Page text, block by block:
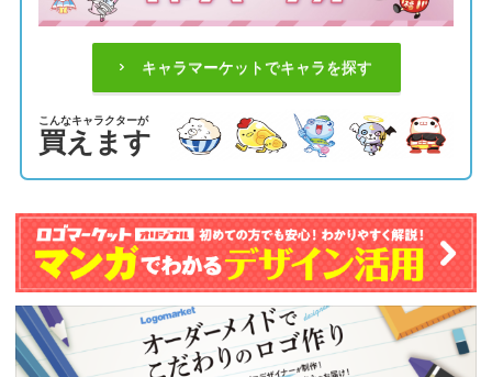
キャラマーケットでキャラを探す
こんなキャラクターが
買えます